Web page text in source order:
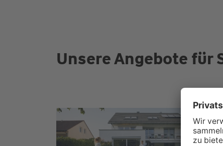
Unsere Angebote für